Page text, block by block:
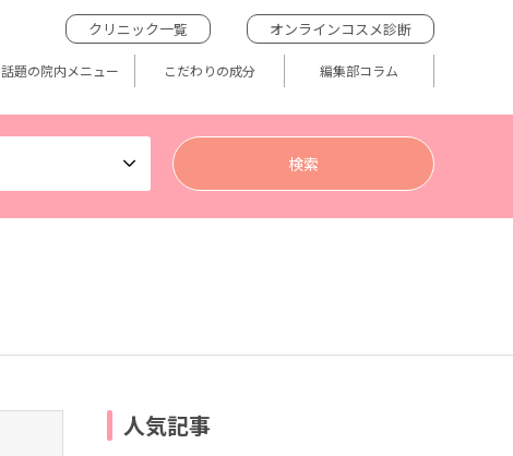
クリニック一覧 オンラインコスメ診断
話題の院内メニュー こだわりの成分 編集部コラム
人気記事